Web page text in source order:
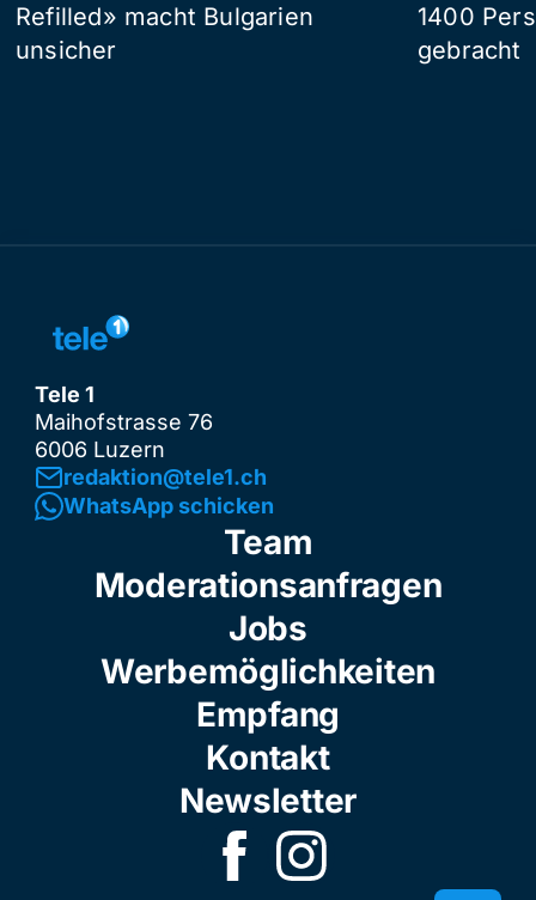
Refilled» macht Bulgarien
unsicher
1400
gebracht
Tele 1
Maihofstrasse 76
6006 Luzern
redaktion@tele1.ch
WhatsApp schicken
Team
Moderationsanfragen
Jobs
Werbemöglichkeiten
Empfang
Kontakt
Newsletter